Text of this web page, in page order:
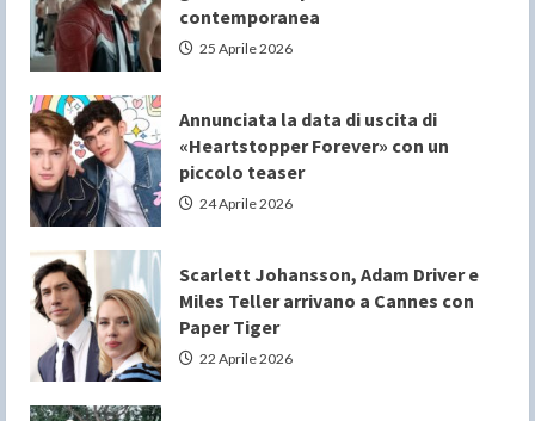
contemporanea
25 Aprile 2026
Annunciata la data di uscita di
«Heartstopper Forever» con un
piccolo teaser
24 Aprile 2026
Scarlett Johansson, Adam Driver e
Miles Teller arrivano a Cannes con
Paper Tiger
22 Aprile 2026